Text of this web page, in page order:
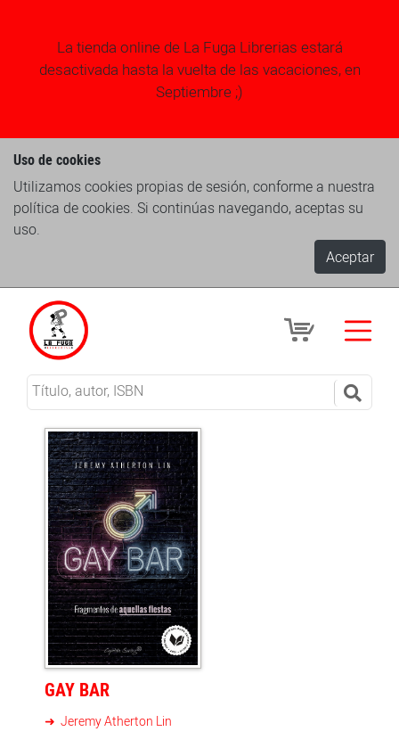
La tienda online de La Fuga Librerias estará
desactivada hasta la vuelta de las vacaciones, en
Septiembre ;)
Uso de cookies
Utilizamos cookies propias de sesión, conforme a nuestra
política de cookies. Si continúas navegando, aceptas su
uso.
Aceptar
GAY BAR
Jeremy Atherton Lin